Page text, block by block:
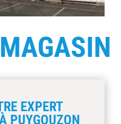
MAGASIN
EXPERT
PUYGOUZON